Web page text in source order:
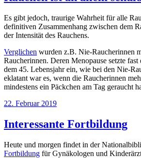
Es gibt jedoch, traurige Wahrheit für alle
definitiven Zusammenhang zwischen dem
der Intensität des Rauchens.
Verglichen wurden z.B. Nie-Raucherinnen
Raucherinnen. Deren Menopause setzte
dem 45. Lebensjahr ein, wie bei den Nie-
eklatant war es, wenn die Raucherinnen
mindestens ein Päckchen am Tag geraucht
Veröffentlicht
22. Februar 2019
Interessante Fortbildung
Heute und morgen findet in der
Fortbildung für Gynäkologen und